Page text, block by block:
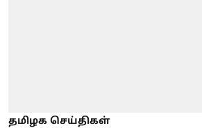
தமிழக செய்திகள்